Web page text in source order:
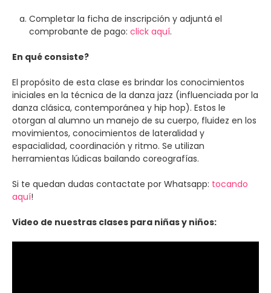
Completar la ficha de inscripción y adjuntá el
comprobante de pago: click aquí.
En qué consiste?
El propósito de esta clase es brindar los conocimientos
iniciales en la técnica de la danza jazz (influenciada por la
danza clásica, contemporánea y hip hop). Estos le
otorgan al alumno un manejo de su cuerpo, fluidez en los
movimientos, conocimientos de lateralidad y
espacialidad, coordinación y ritmo. Se utilizan
herramientas lúdicas bailando coreografías.
Si te quedan dudas contactate por Whatsapp: tocando
aquí!
Video de nuestras clases para niñas y niños: